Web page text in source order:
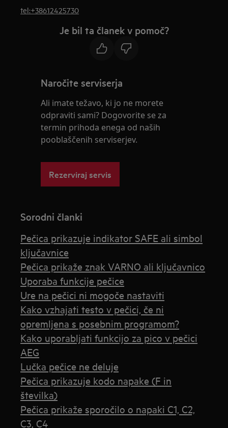
tel:+38612425730
Je bil ta članek v pomoč?
Naročite serviserja
Ali imate težavo, ki jo ne morete
odpraviti sami? Dogovorite se za
termin prihoda enega od naših
pooblaščenih serviserjev.
Rezerviraj servis
Sorodni članki
Pečica prikazuje indikator SAFE ali simbol
ključavnice
Pečica prikaže znak VARNO ali ključavnico
Uporaba funkcije pečice
Ure na pečici ni mogoče nastaviti
Kako vzhajati testo v pečici, če ni
opremljena s posebnim programom?
Kako uporabljati funkcijo za pico v pečici
AEG
Lučka pečice ne deluje
Pečica prikazuje kodo napake (F in
številka)
Pečica prikaže sporočilo o napaki C1, C2,
C3, C4